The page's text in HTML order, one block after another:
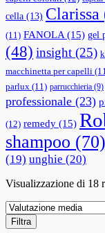
cella (13) Clarissa
(11) FANOLA (15) gel
(48) insight (25)
macchinetta per capelli
parlux (11) parrucchieria (9)
professionale (23)
(12) remedy (15)
shampoo (70)
(19) unghie (20)
Visualizzazione di 18
Filtra